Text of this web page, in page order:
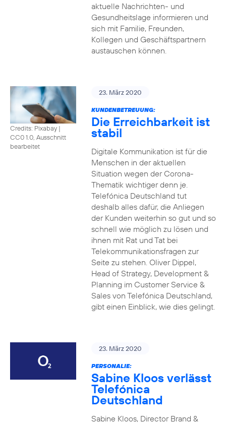
aktuelle Nachrichten- und
Gesundheitslage informieren und
sich mit Familie, Freunden,
Kollegen und Geschäftspartnern
austauschen können.
Credits: Pixabay |
CC0 1.0, Ausschnitt
bearbeitet
23. März 2020
KUNDENBETREUUNG:
Die Erreichbarkeit ist
stabil
Digitale Kommunikation ist für die
Menschen in der aktuellen
Situation wegen der Corona-
Thematik wichtiger denn je.
Telefónica Deutschland tut
deshalb alles dafür, die Anliegen
der Kunden weiterhin so gut und so
schnell wie möglich zu lösen und
ihnen mit Rat und Tat bei
Telekommunikationsfragen zur
Seite zu stehen. Oliver Dippel,
Head of Strategy, Development &
Planning im Customer Service &
Sales von Telefónica Deutschland,
gibt einen Einblick, wie dies gelingt.
23. März 2020
PERSONALIE:
Sabine Kloos verlässt
Telefónica
Deutschland
Sabine Kloos, Director Brand &